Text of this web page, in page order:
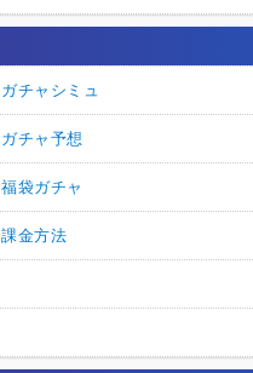
ガチャシミュ
ガチャ予想
福袋ガチャ
課金方法